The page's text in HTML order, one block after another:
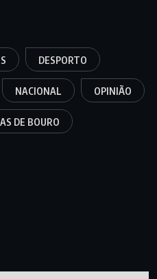
DESPORTO
NACIONAL OPINIÃO
DE BOURO